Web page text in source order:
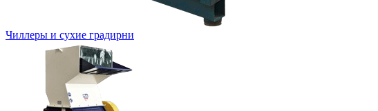
Чиллеры и сухие градирни